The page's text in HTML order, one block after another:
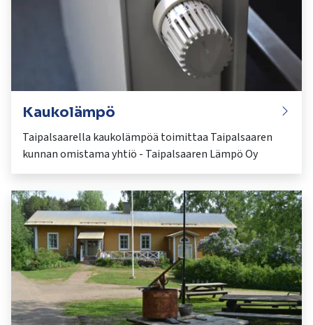
Kaukolämpö
Taipalsaarella kaukolämpöä toimittaa Taipalsaaren
kunnan omistama yhtiö - Taipalsaaren Lämpö Oy